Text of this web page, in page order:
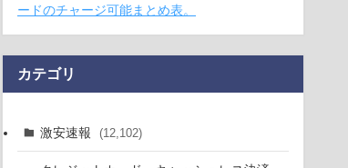
ードのチャージ可能まとめ表。
カテゴリ
激安速報 (12,102)